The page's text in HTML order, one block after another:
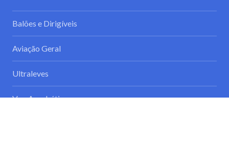
Balões e Dirigíveis
Aviação Geral
Ultraleves
Voo Acrobático